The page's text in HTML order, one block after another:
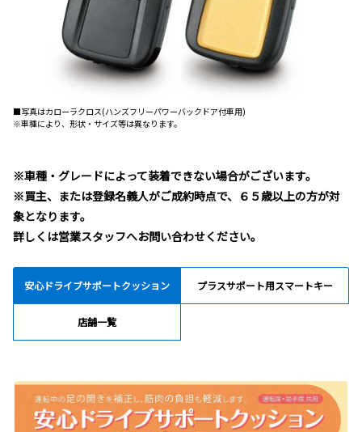
■写真はカローラクロス(ハンズフリーパワーバックドア付車用)
※車種により、形状・サイズ等は異なります。
※車種・グレードによって装着できない場合がございます。
※買主、または登録名義人がご成約時点で、６５歳以上の方が対
象となります。
詳しくは営業スタッフへお問い合わせください。
安心ドライブサポートクッション プラスサポート用スマートキー
店舗一覧